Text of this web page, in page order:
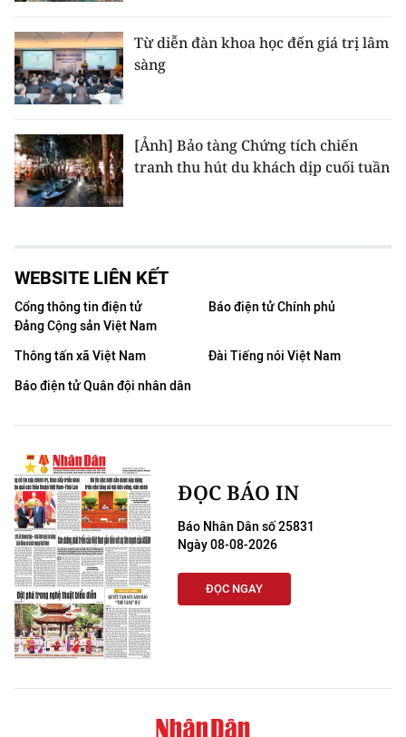
Từ diễn đàn khoa học đến giá trị lâm
sàng
[Ảnh] Bảo tàng Chứng tích chiến
tranh thu hút du khách dịp cuối tuần
WEBSITE LIÊN KẾT
Cổng thông tin điện tử
Đảng Cộng sản Việt Nam
Báo điện tử Chính phủ
Thông tấn xã Việt Nam
Đài Tiếng nói Việt Nam
Báo điện tử Quân đội nhân dân
ĐỌC BÁO IN
Báo Nhân Dân số 25831
Ngày 08-08-2026
ĐỌC NGAY